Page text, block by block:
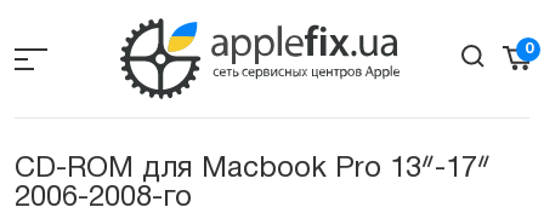
the
0
CD-ROM для Macbook Pro 13ᐥ-17ᐥ
2006-2008-го